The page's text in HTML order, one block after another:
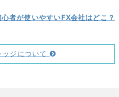
者が使いやすいFX会社はどこ？
ジについて